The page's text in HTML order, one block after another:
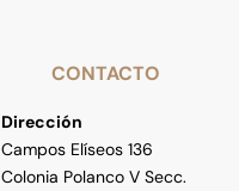
CONTACTO
Dirección
Campos Elíseos 136
Colonia Polanco V Secc.